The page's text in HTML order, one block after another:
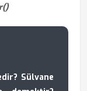
Sülvane